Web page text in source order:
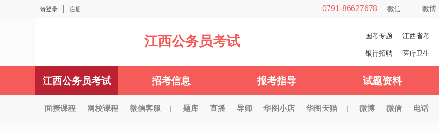
请登录 注册 微信 微博
0791-86627678
江西公务员考试 国考专题 江西省考
银行招聘 医疗卫生
江西公务员考试 招考信息 报考指导 试题资料
面授课程 网校课程 微信客服 | 题库 直播 导师 华图小店 华图天猫 | 微博 微信 电话